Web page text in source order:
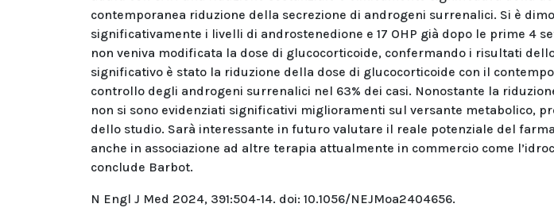
contemporanea riduzione della secrezione di androgeni surrenalici. Si è
significativamente i livelli di androstenedione e 17 OHP già dopo le prime 4
non veniva modificata la dose di glucocorticoide, confermando i risultati
significativo è stato la riduzione della dose di glucocorticoide con il
controllo degli androgeni surrenalici nel 63% dei casi. Nonostante la
non si sono evidenziati significativi miglioramenti sul versante metabolico,
dello studio. Sarà interessante in futuro valutare il reale potenziale del
anche in associazione ad altre terapia attualmente in commercio come
conclude Barbot.
N Engl J Med 2024, 391:504-14. doi: 10.1056/NEJMoa2404656.